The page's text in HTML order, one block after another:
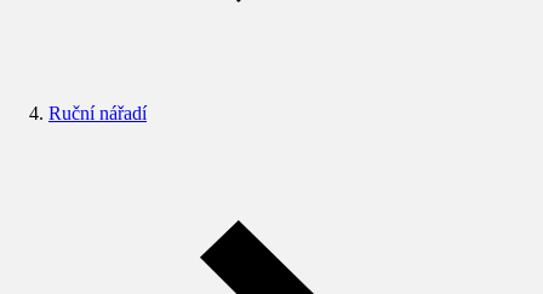
Ruční nářadí